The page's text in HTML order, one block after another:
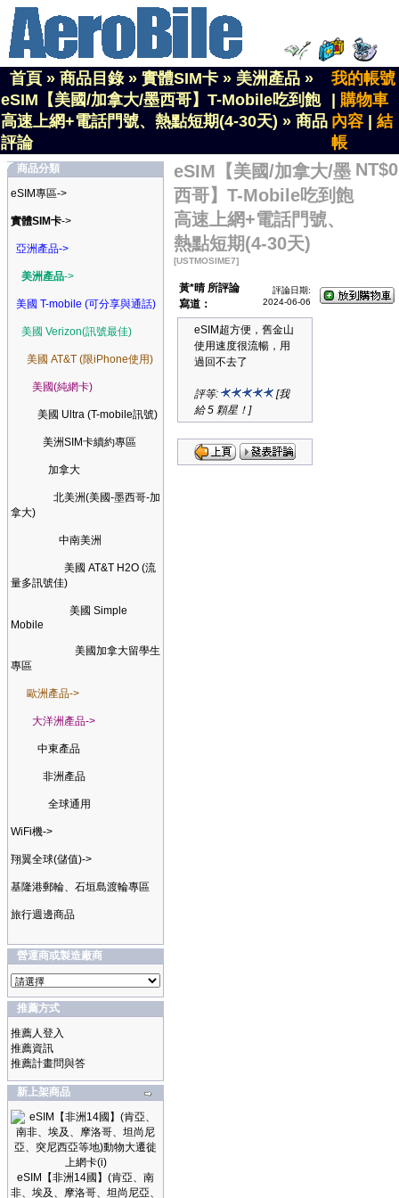
首頁 » 商品目錄» 實體SIM卡 » 美洲產品 »
eSIM【美國/加拿大/墨西哥】T-Mobile吃到飽
高速上網+電話門號、熱點短期(4-30天) » 商品
評論
我的帳號
購物車
內容
結
帳
商品分類
eSIM專區->
實體SIM卡->
亞洲產品->
美洲產品->
美國 T-mobile (可分享與通話)
美國 Verizon(訊號最佳)
美國 AT&T (限iPhone使用)
美國(純網卡)
美國 Ultra (T-mobile訊號)
美洲SIM卡續約專區
加拿大
北美洲(美國-墨西哥-加
拿大)
中南美洲
美國 AT&T H2O (流
量多訊號佳)
美國 Simple
Mobile
美國加拿大留學生
專區
歐洲產品->
大洋洲產品->
中東產品
非洲產品
全球通用
WiFi機->
翔翼全球(儲值)->
基隆港郵輪、石垣島渡輪專區
旅行週邊商品
營運商或製造廠商
推薦方式
推薦人登入
推薦資訊
推薦計畫問與答
新上架商品
eSIM【非洲14國】(肯亞、南
非、埃及、摩洛哥、坦尚尼亞、
eSIM【美國/加拿大/墨
西哥】T-Mobile吃到飽
高速上網+電話門號、
熱點短期(4-30天)
[USTMOSIME7]
NT$0
黃*晴 所評論
寫道：
評論日期:
2024-06-06
eSIM超方便，舊金山
使用速度很流暢，用
過回不去了
評等:
[我
給 5 顆星！]